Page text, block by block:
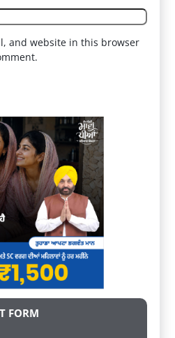
and website in this browser
FORM